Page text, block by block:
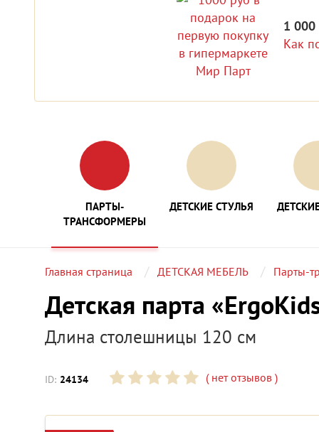
1 000
Как
ПАРТЫ-
ТРАНСФОРМЕРЫ
ДЕТСКИЕ СТУЛЬЯ
Главная страница ДЕТСКАЯ МЕБЕЛЬ Парты-
Детская парта
Длина столешницы 120 см
ID: 24134 (нет отзывов )